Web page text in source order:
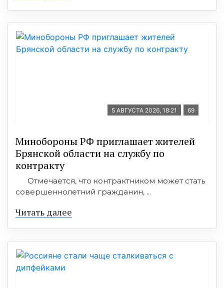
5 АВГУСТА 2026, 18:21 69
Минобoроны РФ приглaшaет житeлeй
Брянской области на службу по
контракту
Отмечается, что контрактником может стать
совершеннолетний гражданин, ...
Читать далее